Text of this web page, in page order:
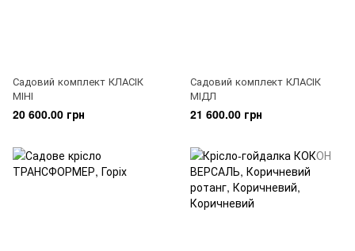
Садовий комплект КЛАСІК
МІНІ
20 600.00 грн
Садовий комплект КЛАСІК
МІДЛ
21 600.00 грн